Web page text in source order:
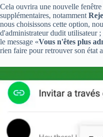
Cela ouvrira une nouvelle
supplémentaires, notamment
nous choisissons cette option,
d'administrateur dudit utilisateur
le message «Vous n'êtes plus
rien faire pour retrouver son état